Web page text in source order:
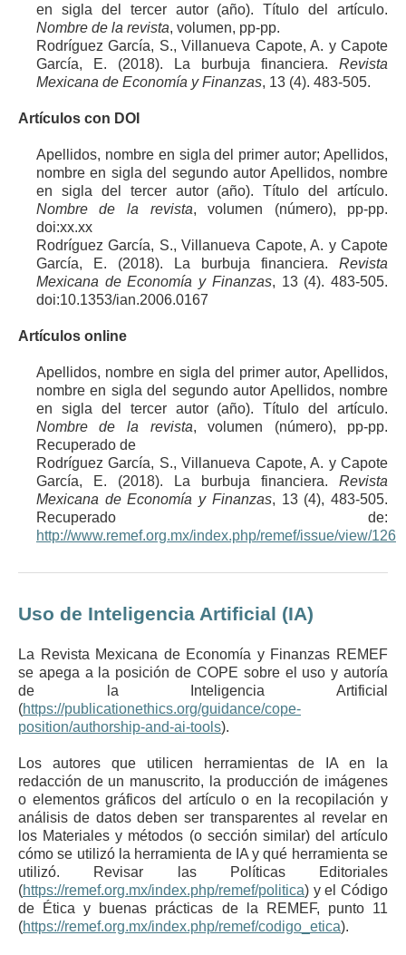
en sigla del tercer autor (año). Título del artículo.
Nombre de la revista, volumen, pp-pp.
Rodríguez García, S., Villanueva Capote, A. y Capote
García, E. (2018). La burbuja financiera.Revista
Mexicana de Economía y Finanzas, 13 (4). 483-505.
Artículos con DOI
Apellidos, nombre en sigla del primer autor; Apellidos,
nombre en sigla del segundo autor Apellidos, nombre
en sigla del tercer autor (año). Título del artículo.
Nombre de la revista, volumen (número), pp-pp.
doi:xx.xx
Rodríguez García, S., Villanueva Capote, A. y Capote
García, E. (2018). La burbuja financiera.Revista
Mexicana de Economía y Finanzas, 13 (4). 483-505.
doi:10.1353/ian.2006.0167
Artículos online
Apellidos, nombre en sigla del primer autor, Apellidos,
nombre en sigla del segundo autor Apellidos, nombre
en sigla del tercer autor (año). Título del artículo.
Nombre de la revista, volumen (número), pp-pp.
Recuperado de
Rodríguez García, S., Villanueva Capote, A. y Capote
García, E. (2018). La burbuja financiera.Revista
Mexicana de Economía y Finanzas, 13 (4), 483-505.
Recuperado de:
http://www.remef.org.mx/index.php/remef/issue/view/126
Uso de Inteligencia Artificial (IA)
La Revista Mexicana de Economía y Finanzas REMEF
se apega a la posición de COPE sobre el uso y autoría
de la Inteligencia Artificial
(https://publicationethics.org/guidance/cope-
position/authorship-and-ai-tools).
Los autores que utilicen herramientas de IA en la
redacción de un manuscrito, la producción de imágenes
o elementos gráficos del artículo o en la recopilación y
análisis de datos deben ser transparentes al revelar en
los Materiales y métodos (o sección similar) del artículo
cómo se utilizó la herramienta de IA y qué herramienta se
utilizó. Revisar las Políticas Editoriales
(https://remef.org.mx/index.php/remef/politica) y el Código
de Ética y buenas prácticas de la REMEF, punto 11
(https://remef.org.mx/index.php/remef/codigo_etica).